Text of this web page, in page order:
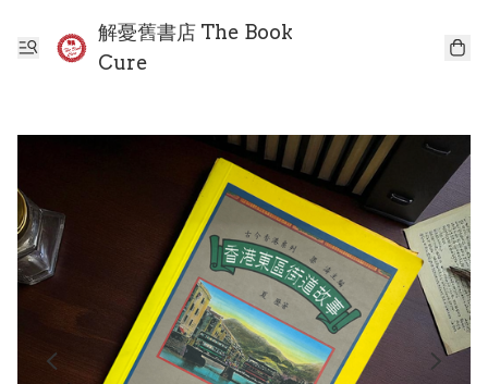
解憂舊書店 The Book
Cure